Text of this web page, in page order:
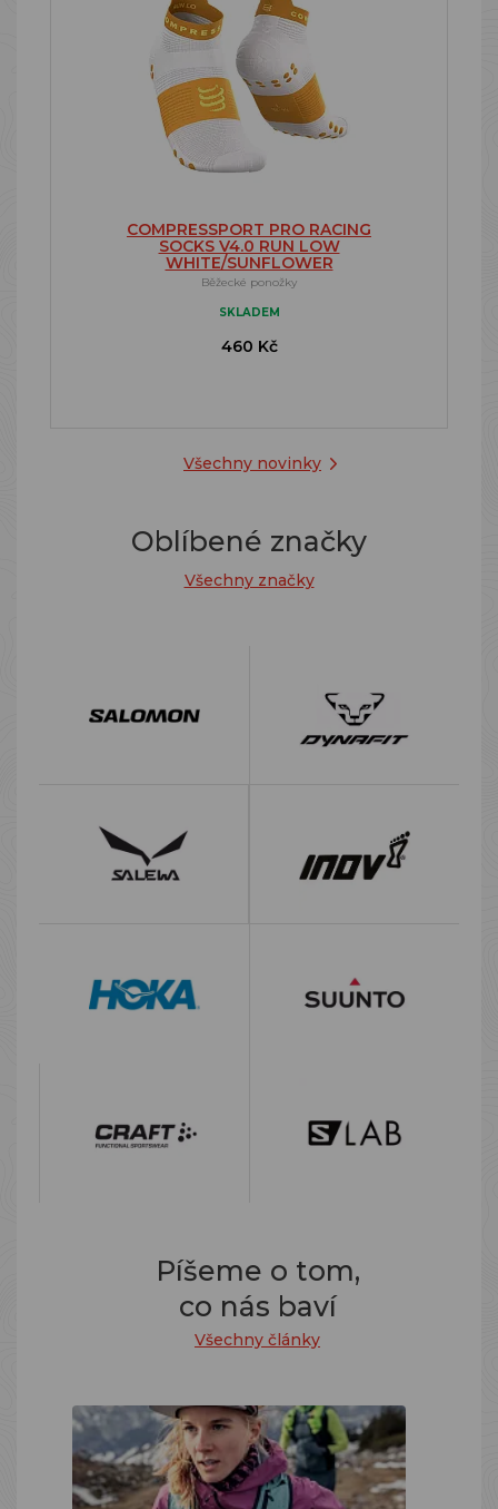
Všechny novinky
COMPRESSPORT PRO RACING
SOCKS V4.0 RUN LOW
WHITE/SUNFLOWER
Běžecké ponožky
SKLADEM
460 Kč
Oblíbené značky
Všechny značky
Píšeme o tom,
co nás baví
Všechny články